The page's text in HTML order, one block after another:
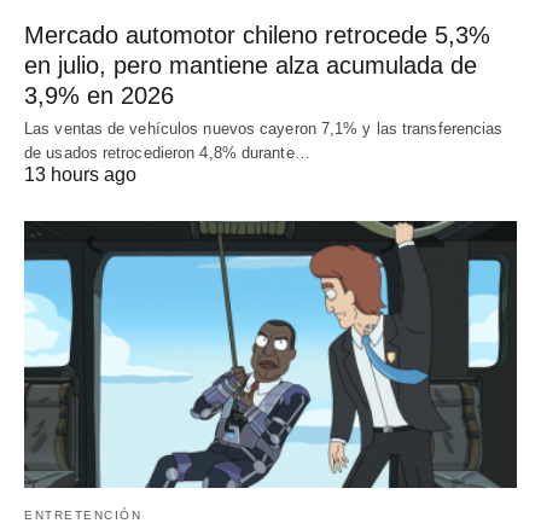
Mercado automotor chileno retrocede 5,3%
en julio, pero mantiene alza acumulada de
3,9% en 2026
Las ventas de vehículos nuevos cayeron 7,1% y las transferencias
de usados retrocedieron 4,8% durante…
13 hours ago
ENTRETENCIÓN